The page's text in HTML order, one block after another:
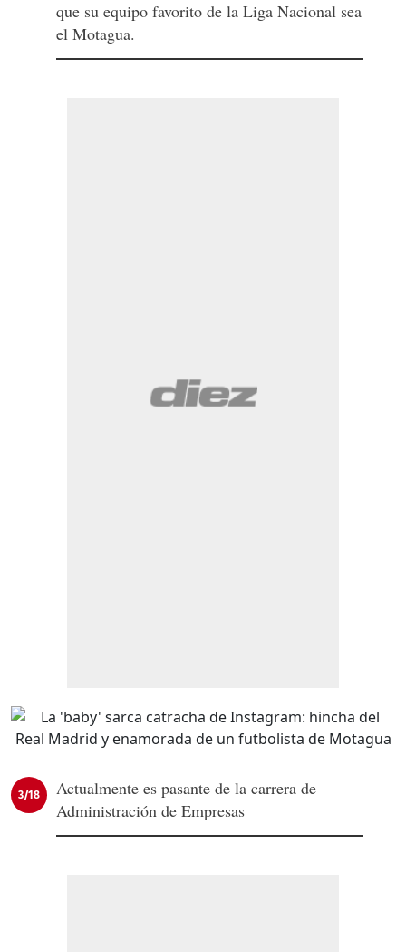
que su equipo favorito de la Liga Nacional sea
el Motagua.
3/18
Actualmente es pasante de la carrera de
Administración de Empresas